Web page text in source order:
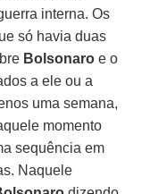
interna. Os
só havia duas
Bolsonaroe o
a ele ou a
uma semana,
momento
sequência em
Naquele